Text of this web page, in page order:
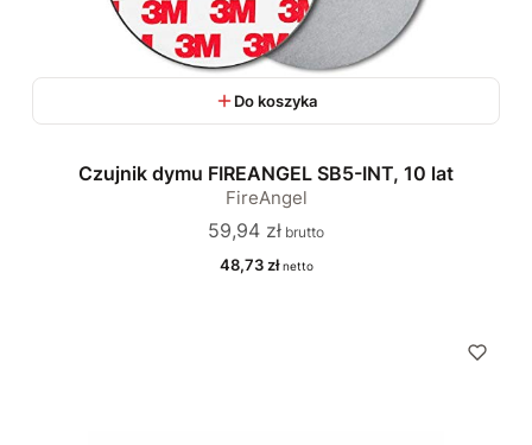
Do koszyka
Czujnik dymu FIREANGEL SB5-INT, 10 lat
FireAngel
Cena
59,94 zł
Cena
48,73 zł